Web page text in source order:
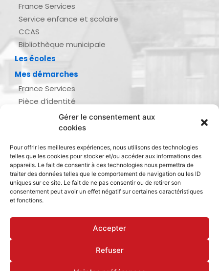
Gérer le consentement aux
cookies
Pour offrir les meilleures expériences, nous utilisons des technologies
telles que les cookies pour stocker et/ou accéder aux informations des
appareils. Le fait de consentir à ces technologies nous permettra de
traiter des données telles que le comportement de navigation ou les ID
uniques sur ce site. Le fait de ne pas consentir ou de retirer son
consentement peut avoir un effet négatif sur certaines caractéristiques
et fonctions.
Accepter
Refuser
France Services
Service enfance et scolaire
CCAS
Bibliothèque municipale
Les écoles
Mes démarches
France Services
Pièce d’identité
Demande d’actes d’état civil
Inscription listes électorales
Recensement militaire
Le journal de ma ville
Gestion des déchets
Mentions légales & politique de confidentialité
Déclaration d’accessibilité